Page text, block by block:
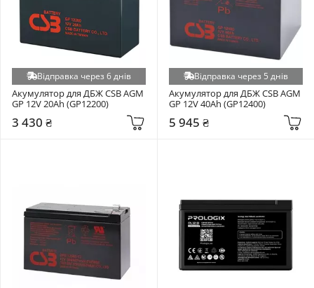
Відправка через 6 днів
Акумулятор для ДБЖ CSB AGM
GP 12V 20Ah (GP12200)
3 430 ₴
Відправка через 5 днів
Акумулятор для ДБЖ CSB AGM
GP 12V 40Ah (GP12400)
5 945 ₴